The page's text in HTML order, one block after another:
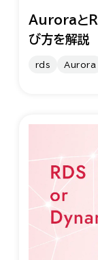
Auroraと
び方を解説
rds Aurora